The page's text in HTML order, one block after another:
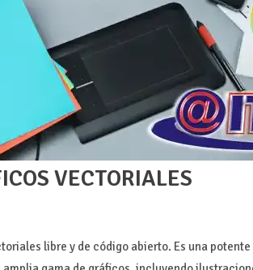
VECTORIALES
libre y de código abierto. Es una